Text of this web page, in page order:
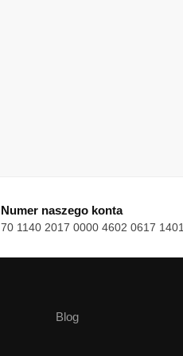
Numer naszego konta
70 1140 2017 0000 4602 0617 1401
Blog